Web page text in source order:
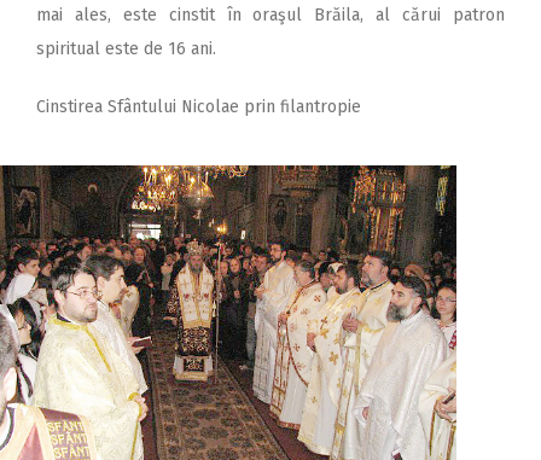
2011
2010
2009
mai ales, este cinstit în oraşul Brăila, al cărui patron
spiritual este de 16 ani.
Cinstirea Sfântului Nicolae prin filantropie